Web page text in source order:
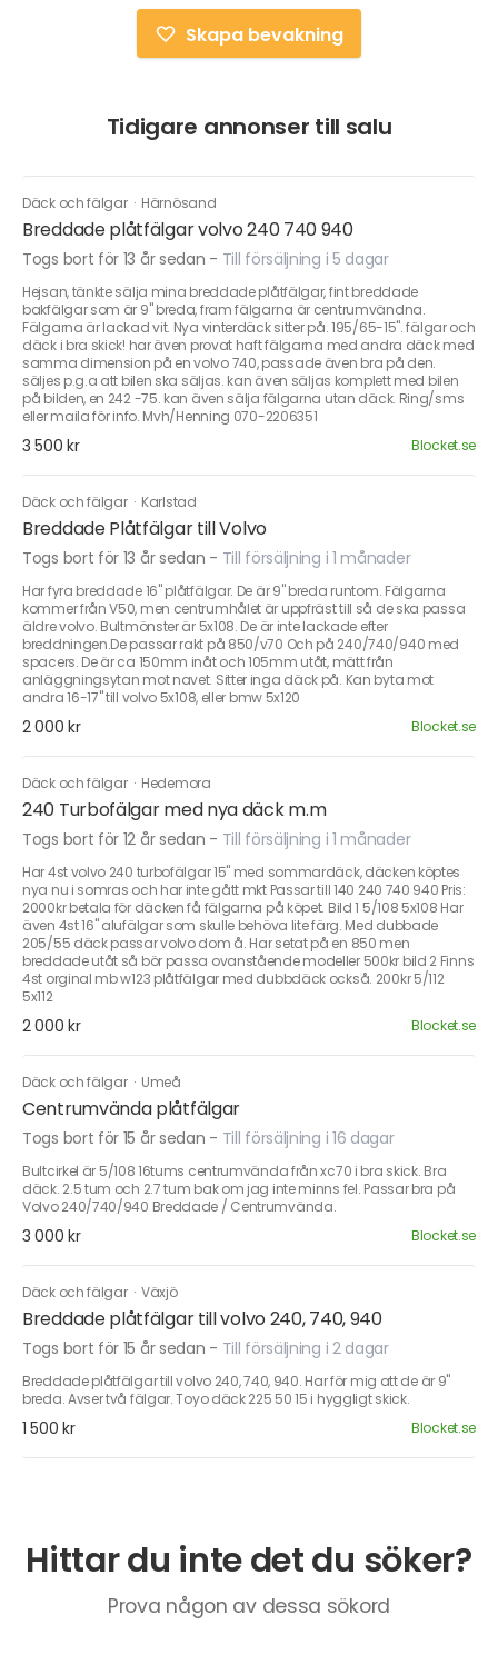
Skapa bevakning
Tidigare annonser till salu
Däck och fälgar · Härnösand
Breddade plåtfälgar volvo 240 740 940
Togs bort för 13 år sedan - Till försäljning i 5 dagar
Hejsan, tänkte sälja mina breddade plåtfälgar, fint breddade
bakfälgar som är 9" breda, fram fälgarna är centrumvändna.
Fälgarna är lackad vit. Nya vinterdäck sitter på. 195/65-15". fälgar och
däck i bra skick! har även provat haft fälgarna med andra däck med
samma dimension på en volvo 740, passade även bra på den.
säljes p.g.a att bilen ska säljas. kan även säljas komplett med bilen
på bilden, en 242 -75. kan även sälja fälgarna utan däck. Ring/sms
eller maila för info. Mvh/Henning 070-2206351
3 500 kr Blocket.se
Däck och fälgar · Karlstad
Breddade Plåtfälgar till Volvo
Togs bort för 13 år sedan - Till försäljning i 1 månader
Har fyra breddade 16" plåtfälgar. De är 9" breda runtom. Fälgarna
kommer från V50, men centrumhålet är uppfräst till så de ska passa
äldre volvo. Bultmönster är 5x108. De är inte lackade efter
breddningen.De passar rakt på 850/v70 Och på 240/740/940 med
spacers. De är ca 150mm inåt och 105mm utåt, mätt från
anläggningsytan mot navet. Sitter inga däck på. Kan byta mot
andra 16-17" till volvo 5x108, eller bmw 5x120
2 000 kr Blocket.se
Däck och fälgar · Hedemora
240 Turbofälgar med nya däck m.m
Togs bort för 12 år sedan - Till försäljning i 1 månader
Har 4st volvo 240 turbofälgar 15" med sommardäck, däcken köptes
nya nu i somras och har inte gått mkt Passar till 140 240 740 940 Pris:
2000kr betala för däcken få fälgarna på köpet. Bild 1 5/108 5x108 Har
även 4st 16" alufälgar som skulle behöva lite färg. Med dubbade
205/55 däck passar volvo dom å. Har setat på en 850 men
breddade utåt så bör passa ovanstående modeller 500kr bild 2 Finns
4st orginal mb w123 plåtfälgar med dubbdäck också. 200kr 5/112
5x112
2 000 kr Blocket.se
Däck och fälgar · Umeå
Centrumvända plåtfälgar
Togs bort för 15 år sedan - Till försäljning i 16 dagar
Bultcirkel är 5/108 16tums centrumvända från xc70 i bra skick. Bra
däck. 2.5 tum och 2.7 tum bak om jag inte minns fel. Passar bra på
Volvo 240/740/940 Breddade / Centrumvända.
3 000 kr Blocket.se
Däck och fälgar ·Växjö
Breddade plåtfälgar till volvo 240, 740, 940
Togs bort för 15 år sedan - Till försäljning i 2 dagar
Breddade plåtfälgar till volvo 240, 740, 940. Har för mig att de är 9"
breda. Avser två fälgar. Toyo däck 225 50 15 i hyggligt skick.
1 500 kr Blocket.se
Hittar du inte det du söker?
Prova någon av dessa sökord